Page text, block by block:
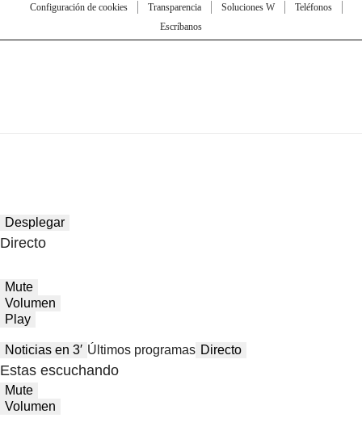
Configuración de cookies
Transparencia Soluciones W
Teléfonos
Escríbanos
Desplegar
Directo
Mute
Volumen
Play
Noticias en 3′ Últimos programas Directo
Estas escuchando
Mute
Volumen